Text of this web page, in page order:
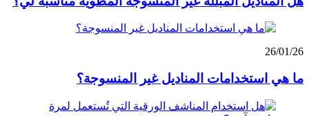
26/01/26
ما هي استخدامات المناديل غير المنسوجة؟